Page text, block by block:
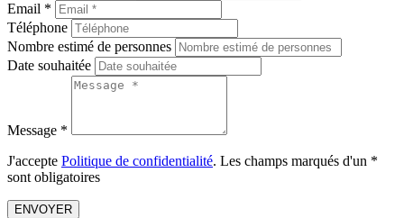
Email *
Téléphone
Nombre estimé de personnes
Date souhaitée
Message *
J'accepte Politique de confidentialité. Les champs marqués d'un *
sont obligatoires
ENVOYER